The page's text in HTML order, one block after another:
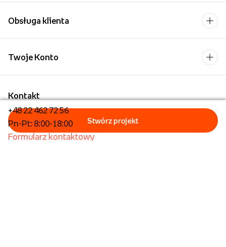
Obsługa klienta
Kontakt
+48 22 462 72 56
Pn-Pt: 8:00-18:00
Formularz kontaktowy
Twoje Konto